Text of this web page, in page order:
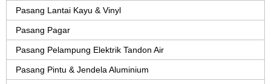
Pasang Lantai Kayu & Vinyl
Pasang Pagar
Pasang Pelampung Elektrik Tandon Air
Pasang Pintu & Jendela Aluminium